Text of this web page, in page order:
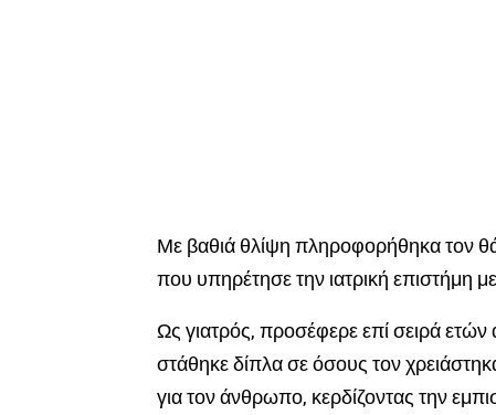
Με βαθιά θλίψη πληροφορήθηκα τον
που υπηρέτησε την ιατρική επιστήμη
Ως γιατρός, προσέφερε επί σειρά
στάθηκε δίπλα σε όσους τον
για τον άνθρωπο, κερδίζοντας την